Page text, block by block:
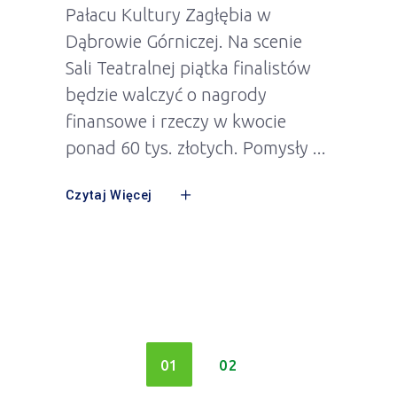
Pałacu Kultury Zagłębia w
Dąbrowie Górniczej. Na scenie
Sali Teatralnej piątka finalistów
będzie walczyć o nagrody
finansowe i rzeczy w kwocie
ponad 60 tys. złotych. Pomysły
Czytaj Więcej
01 02